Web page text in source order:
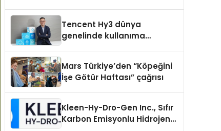
Tencent Hy3 dünya
genelinde kullanıma
Mars Türkiye’den “Köpeğini
İşe Götür Haftası” çağrısı
Kleen-Hy-Dro-Gen Inc., Sıfır
Karbon Emisyonlu Hidrojen